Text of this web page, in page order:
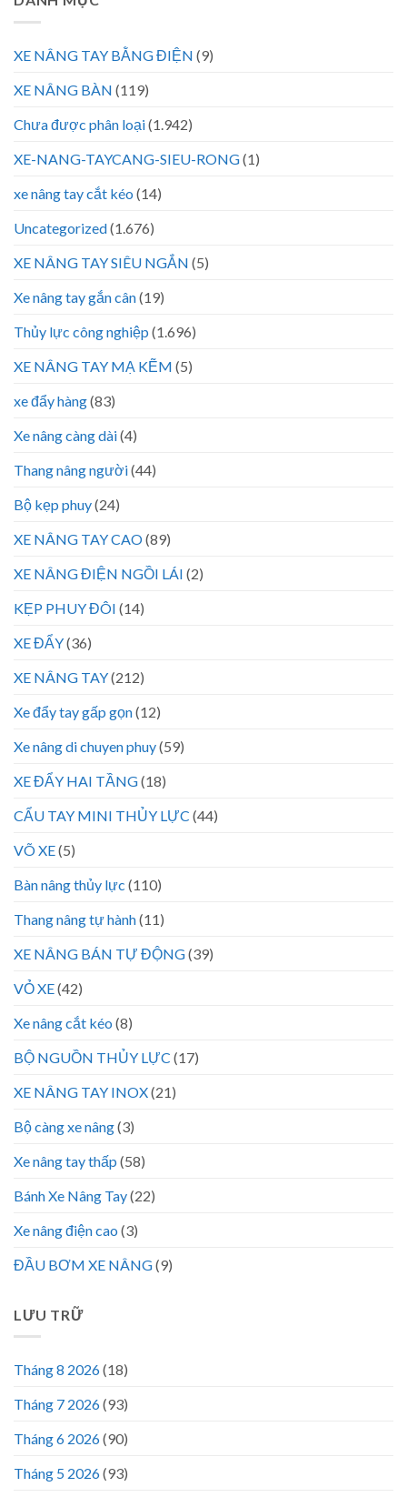
XE NÂNG TAY BẰNG ĐIỆN (9)
XE NÂNG BÀN (119)
Chưa được phân loại(1.942)
XE-NANG-TAYCANG-SIEU-RONG(1)
xe nâng tay cắt kéo (14)
Uncategorized(1.676)
XE NÂNG TAY SIÊU NGẮN (5)
Xe nâng tay gắn cân(19)
Thủy lực công nghiệp (1.696)
XE NÂNG TAY MẠ KẼM (5)
xe đẩy hàng(83)
Xe nâng càng dài(4)
Thang nâng người(44)
Bộ kẹp phuy(24)
XE NÂNG TAY CAO(89)
XE NÂNG ĐIỆN NGỒI LÁI (2)
KẸP PHUY ĐÔI (14)
XE ĐẨY(36)
XE NÂNG TAY(212)
Xe đẩy tay gấp gọn(12)
Xe nâng di chuyen phuy(59)
XE ĐẨY HAI TẦNG(18)
CẨU TAY MINI THỦY LỰC (44)
VÕ XE(5)
Bàn nâng thủy lực (110)
Thang nâng tự hành(11)
XE NÂNG BÁN TỰ ĐỘNG(39)
VỎ XE(42)
Xe nâng cắt kéo (8)
BỘ NGUỒN THỦY LỰC (17)
XE NÂNG TAY INOX(21)
Bộ càng xe nâng(3)
Xe nâng tay thấp (58)
Bánh Xe Nâng Tay(22)
Xe nâng điện cao (3)
ĐẦU BƠM XE NÂNG(9)
LƯU TRỮ
Tháng 8 2026(18)
Tháng 7 2026(93)
Tháng 6 2026(90)
Tháng 5 2026(93)